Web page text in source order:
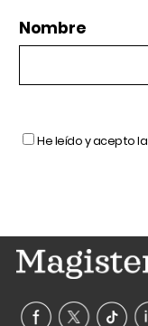
Nombre
He leído y acepto la